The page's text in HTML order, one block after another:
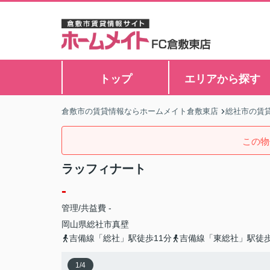
トップ エリアから探す
倉敷市の賃貸情報ならホームメイト倉敷東店 総社市の賃
この
ラッフィナート
-
管理/共益費 -
岡山県総社市真壁
吉備線「総社」駅徒歩11分
吉備線「東総社」駅徒
1/4